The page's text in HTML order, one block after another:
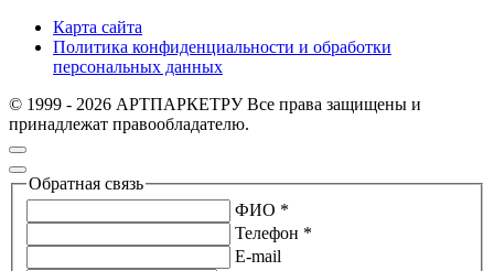
Карта сайта
Политика конфиденциальности и обработки
персональных данных
© 1999 - 2026 АРТПАРКЕТРУ Все права защищены и
принадлежат правообладателю.
Обратная связь
ФИО *
Телефон *
E-mail